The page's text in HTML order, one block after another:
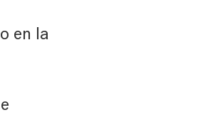
en la